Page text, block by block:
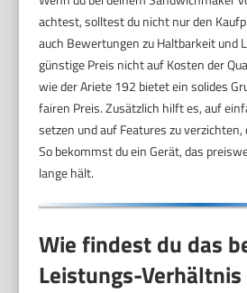
achtest, solltest du nicht nur den
auch Bewertungen zu Haltbarkeit und
günstige Preis nicht auf Kosten der
wie der Ariete 192 bietet ein solides
fairen Preis. Zusätzlich hilft es, auf
setzen und auf Features zu
So bekommst du ein Gerät, das
lange hält.
Wie findest du das
Leistungs-